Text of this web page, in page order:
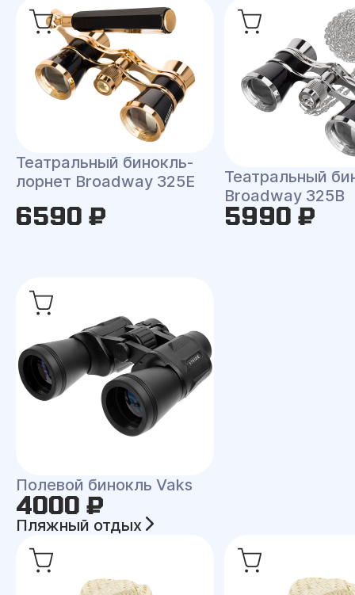
Театральный бинокль-
лорнет Broadway 325E
6590 ₽
Театральный
Broadway 325B
5990 ₽
Полевой бинокль Vaks
4000 ₽
Пляжный отдых